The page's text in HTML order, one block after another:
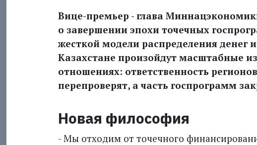
Вице-премьер - глава
о завершении эпохи точечных
жесткой модели распределения денег
Казахстане произойдут масштабные
отношениях: ответственность
перепроверят, а часть госпрограмм
Новая философия
- Мы отходим от точечного